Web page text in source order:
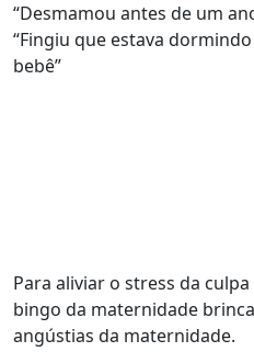
“Desmamou antes de um
“Fingiu que estava
bebê”
Para aliviar o stress da
bingo da maternidade
angústias da maternidade.